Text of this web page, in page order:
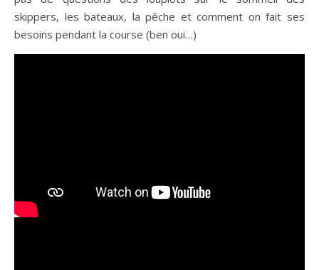
skippers, les bateaux, la pêche et comment on fait ses
besoins pendant la course (ben oui…)